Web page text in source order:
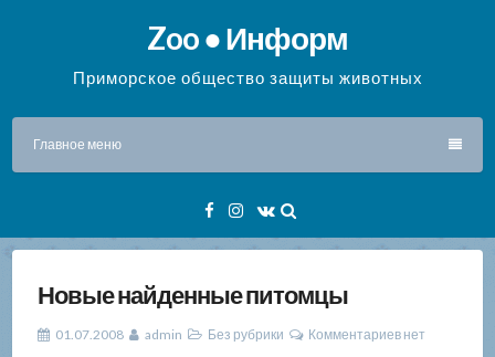
содержимому
Zoo ● Информ
Приморское общество защиты животных
Главное меню
Facebook
Instagram
VK
Новые найденные питомцы
01.07.2008 admin Без рубрики Комментариев нет